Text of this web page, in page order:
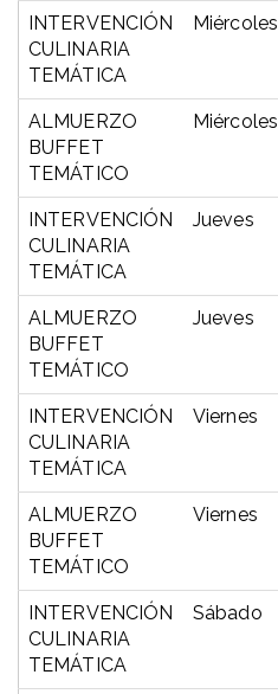
INTERVENCIÓN
CULINARIA
TEMÁTICA
Miércoles
ALMUERZO
BUFFET
TEMÁTICO
Miércoles
INTERVENCIÓN
CULINARIA
TEMÁTICA
Jueves
ALMUERZO
BUFFET
TEMÁTICO
Jueves
INTERVENCIÓN
CULINARIA
TEMÁTICA
Viernes
ALMUERZO
BUFFET
TEMÁTICO
Viernes
INTERVENCIÓN
CULINARIA
TEMÁTICA
Sábado